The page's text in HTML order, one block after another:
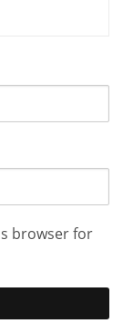
browser for